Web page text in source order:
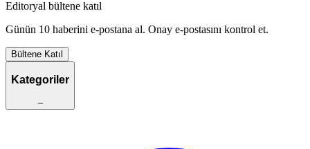
Editoryal bültene katıl
Günün 10 haberini e-postana al. Onay e-postasını kontrol et.
Bültene Katıl
Kategoriler
–